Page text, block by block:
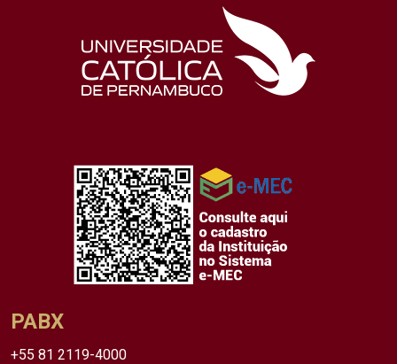
PABX
+55 81 2119-4000